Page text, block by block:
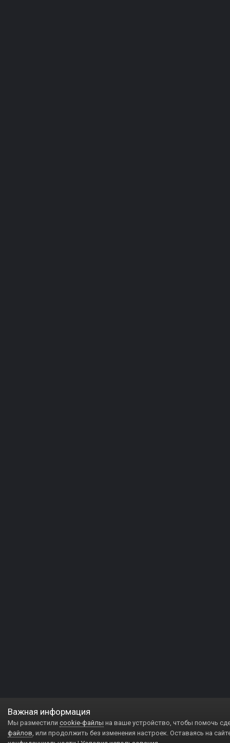
Важная информация
Мы разместили cookie-файлы на ваше устройство, чтобы помочь
файлов, или продолжить без изменения настроек. Оставаясь на